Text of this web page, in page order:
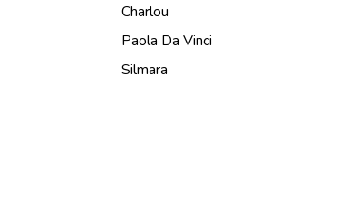
Charlou
Paola Da Vinci
Silmara